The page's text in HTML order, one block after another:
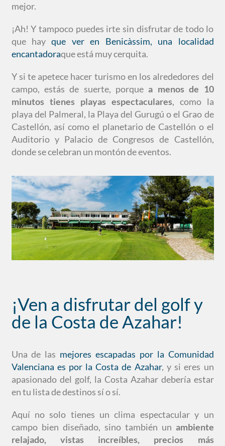
mejor.
¡Ah! Y tampoco puedes irte sin disfrutar de todo lo
que hayque ver en Benicàssim, una localidad
encantadoraque está muy cerquita.
Y si te apetece hacer turismo en los alrededores del
campo, estás de suerte, porquea menos de 10
minutos tienes playas espectaculares, como la
playa del Palmeral, la Playa del Gurugú o el Grao de
Castellón, así como el planetario de Castellón o el
Auditorio y Palacio de Congresos de Castellón,
donde se celebran un montón de eventos.
¡Ven a disfrutar del golf y
de la Costa de Azahar!
Una de las mejores escapadas por la Comunidad
Valenciana es por la Costa de Azahar, y si eres un
apasionado del golf, la Costa Azahar debería estar
en tu lista de destinos sí o sí.
Aquí no solo tienes un clima espectacular y un
campo bien diseñado, sino también un ambiente
relajado, vistas increíbles, precios más